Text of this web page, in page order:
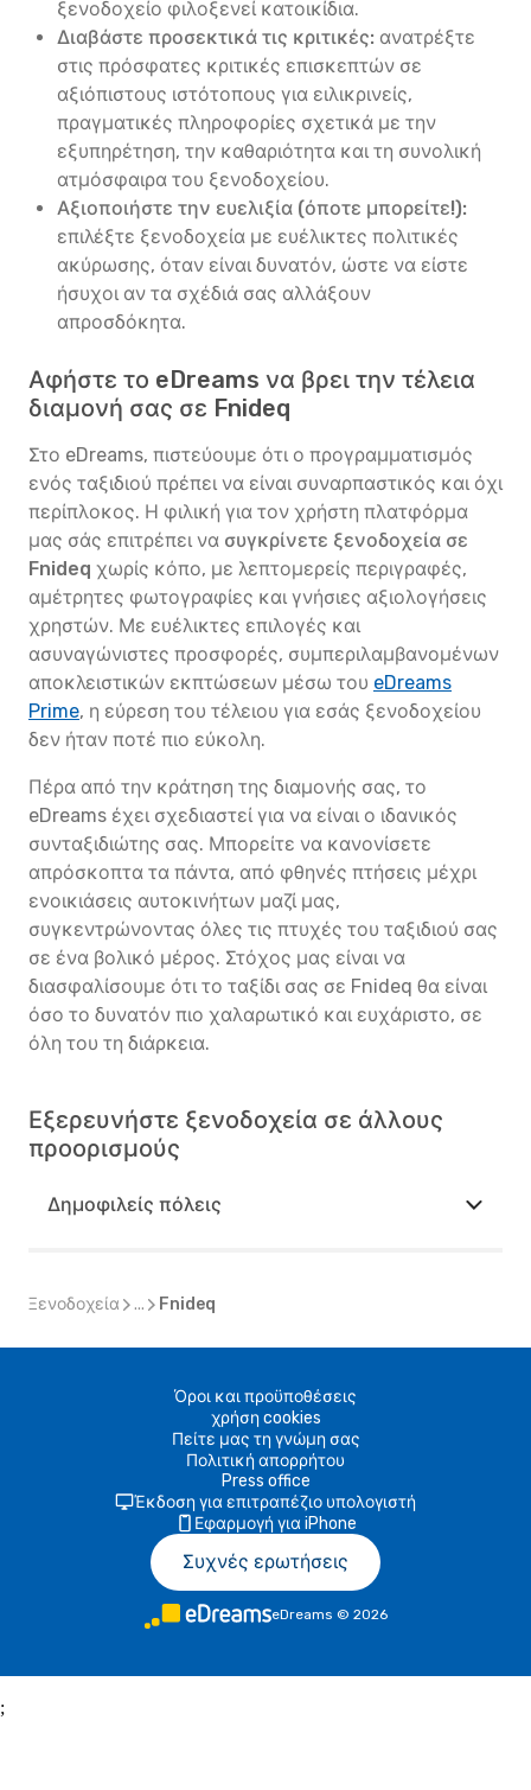
ξενοδοχείο φιλοξενεί κατοικίδια.
Διαβάστε προσεκτικά τις κριτικές: ανατρέξτε
στις πρόσφατες κριτικές επισκεπτών σε
αξιόπιστους ιστότοπους για ειλικρινείς,
πραγματικές πληροφορίες σχετικά με την
εξυπηρέτηση, την καθαριότητα και τη συνολική
ατμόσφαιρα του ξενοδοχείου.
Αξιοποιήστε την ευελιξία (όποτε μπορείτε!):
επιλέξτε ξενοδοχεία με ευέλικτες πολιτικές
ακύρωσης, όταν είναι δυνατόν, ώστε να είστε
ήσυχοι αν τα σχέδιά σας αλλάξουν
απροσδόκητα.
Αφήστε το eDreams να βρει την τέλεια
διαμονή σας σε Fnideq
Στο eDreams, πιστεύουμε ότι ο προγραμματισμός
ενός ταξιδιού πρέπει να είναι συναρπαστικός και όχι
περίπλοκος. Η φιλική για τον χρήστη πλατφόρμα
μας σάς επιτρέπει να συγκρίνετε ξενοδοχεία σε
Fnideq χωρίς κόπο, με λεπτομερείς περιγραφές,
αμέτρητες φωτογραφίες και γνήσιες αξιολογήσεις
χρηστών. Με ευέλικτες επιλογές και
ασυναγώνιστες προσφορές, συμπεριλαμβανομένων
αποκλειστικών εκπτώσεων μέσω του eDreams
Prime, η εύρεση του τέλειου για εσάς ξενοδοχείου
δεν ήταν ποτέ πιο εύκολη.
Πέρα από την κράτηση της διαμονής σας, το
eDreams έχει σχεδιαστεί για να είναι ο ιδανικός
συνταξιδιώτης σας. Μπορείτε να κανονίσετε
απρόσκοπτα τα πάντα, από φθηνές πτήσεις μέχρι
ενοικιάσεις αυτοκινήτων μαζί μας,
συγκεντρώνοντας όλες τις πτυχές του ταξιδιού σας
σε ένα βολικό μέρος. Στόχος μας είναι να
διασφαλίσουμε ότι το ταξίδι σας σε Fnideq θα είναι
όσο το δυνατόν πιο χαλαρωτικό και ευχάριστο, σε
όλη του τη διάρκεια.
Εξερευνήστε ξενοδοχεία σε άλλους
προορισμούς
Δημοφιλείς πόλεις
Ξενοδοχεία ... Fnideq
Όροι και προϋποθέσεις
χρήση cookies
Πείτε μας τη γνώμη σας
Πολιτική απορρήτου
Press office
Έκδοση για επιτραπέζιο υπολογιστή
Εφαρμογή για iPhone
Συχνές ερωτήσεις
eDreams © 2026
;